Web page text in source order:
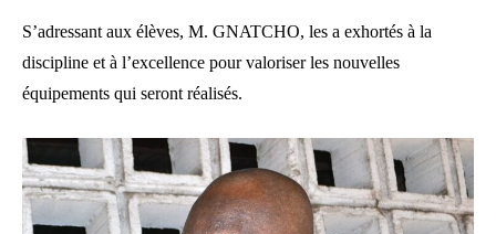
S’adressant aux élèves, M. GNATCHO, les a exhortés à la
discipline et à l’excellence pour valoriser les nouvelles
équipements qui seront réalisés.